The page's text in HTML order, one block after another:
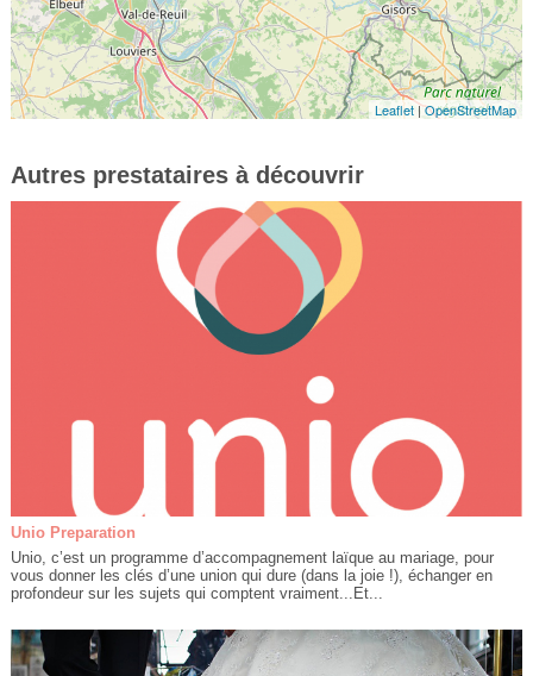
Leaflet|OpenStreetMap
Autres prestataires à découvrir
Unio Preparation
Unio, c’est un programme d’accompagnement laïque au mariage, pour
vous donner les clés d’une union qui dure (dans la joie !), échanger en
profondeur sur les sujets qui comptent vraiment...Et...